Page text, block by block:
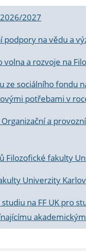
2027
na vědu a
a rozvoje na
sociálního fondu
potřebami v
a
Filozofické fakulty
Univerzity
na FF UK pro